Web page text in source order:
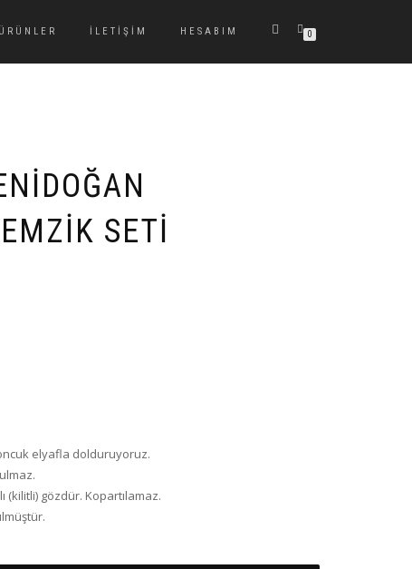
ÜRÜNLER İLETIŞIM HESABIM 0
SETI
elyafla dolduruyoruz.
(kilitli) gözdür. Kopartılamaz.